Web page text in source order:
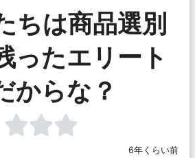
ちは商品選別
ったエリート
からな？
6年くらい前